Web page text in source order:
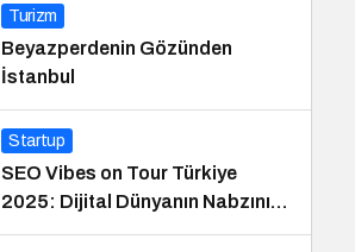
Turizm
Beyazperdenin Gözünden
İstanbul
Startup
SEO Vibes on Tour Türkiye
2025: Dijital Dünyanın Nabzını
Tutan Etkinlik